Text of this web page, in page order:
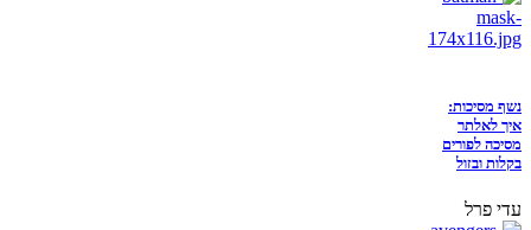
נשף מסיכות:
איך לאלתר
מסיכה לפורים
בקלות ובזול
עדי פרל